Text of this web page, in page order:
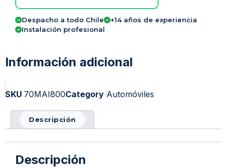
Despacho a todo Chile
+14 años de experiencia
Instalación profesional
Información adicional
SKU 70MAI800Category Automóviles
Descripción
Descripción